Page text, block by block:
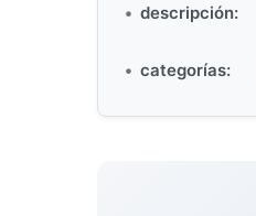
descripción:
categorías: